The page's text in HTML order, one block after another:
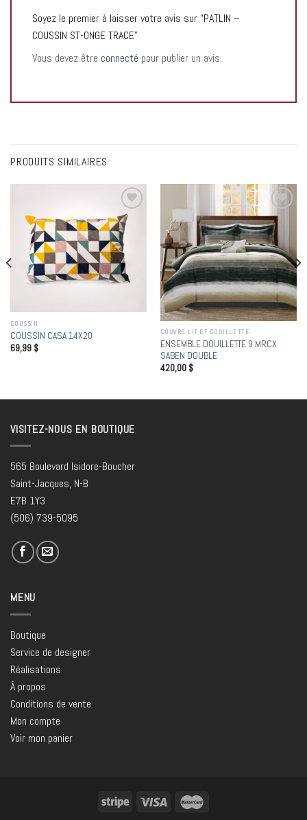
Soyez le premier à laisser votre avis sur “PATLIN –
COUSSIN ST-ONGE TRACE”
Vous devez être connecté pour publier un avis.
PRODUITS SIMILAIRES
Add to
wishlist
COUSSIN
COUSSIN CASA 14X20
69,99 $
Add to
wishlist
COUVRE-LIT ET DOUILLETTE
ENSEMBLE DOUILLETTE 9 MRCX
SABEN DOUBLE
420,00 $
VISITEZ-NOUS EN BOUTIQUE
565 Boulevard Isidore-Boucher
Saint-Jacques, N-B
E7B 1Y3
(506) 739-5095
MENU
Boutique
Service de designer
Réalisations
À propos
Conditions de vente
Mon compte
Voir mon panier